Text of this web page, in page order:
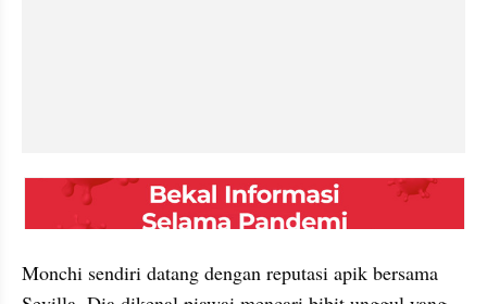
embed from external kumparan
Monchi sendiri datang dengan reputasi apik bersama